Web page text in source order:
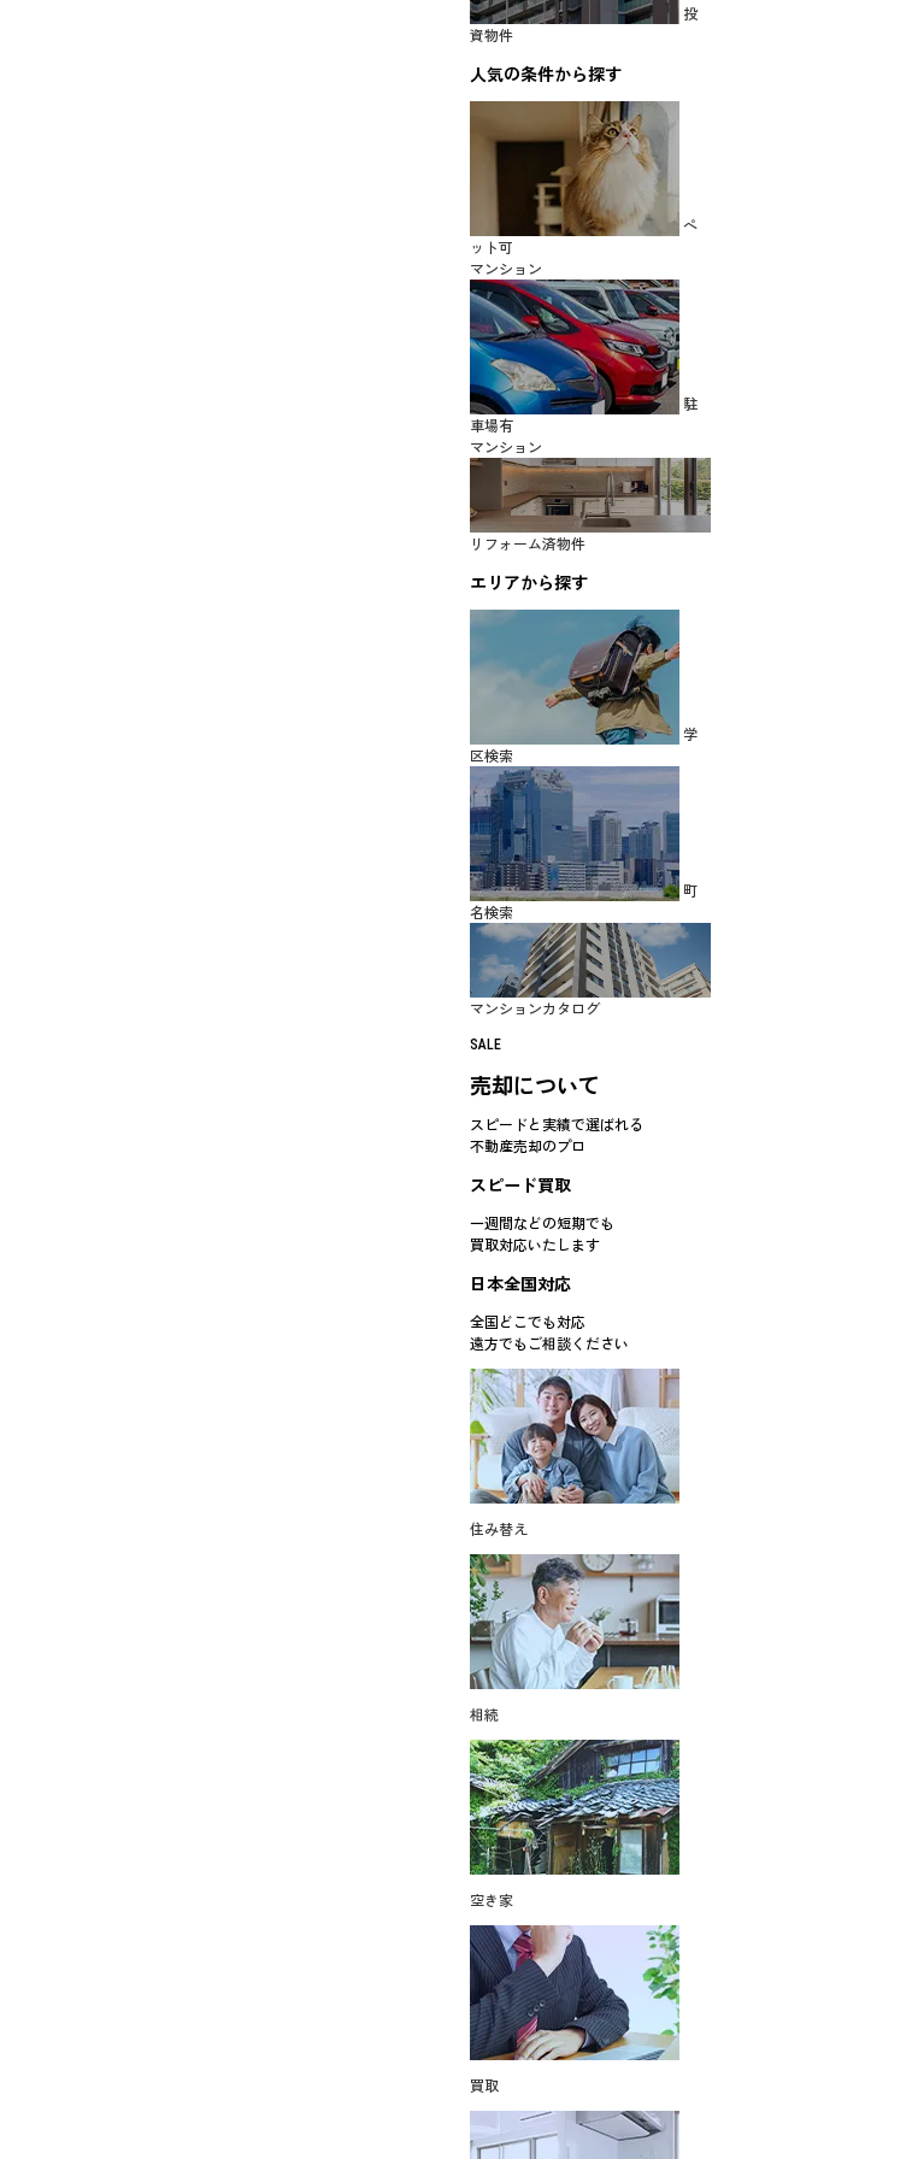
投
資物件
人気の条件から探す
ペ
ット可
マンション
駐
車場有
マンション
リフォーム済物件
エリアから探す
学
区検索
町
名検索
マンションカタログ
SALE
売却について
スピードと実績で選ばれる
不動産売却のプロ
スピード買取
一週間などの短期でも
買取対応いたします
日本全国対応
全国どこでも対応
遠方でもご相談ください
住み替え
相続
空き家
買取